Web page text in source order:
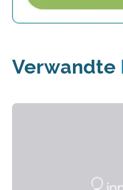
Verwandte